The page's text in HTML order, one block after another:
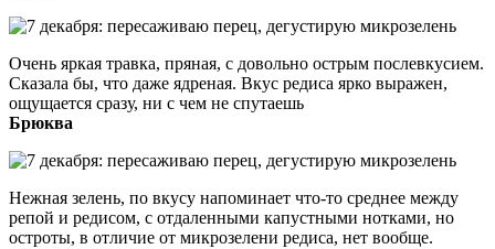
Очень яркая травка, пряная, с довольно острым послевкусием.
Сказала бы, что даже ядреная. Вкус редиса ярко выражен,
ощущается сразу, ни с чем не спутаешь
Брюква
Нежная зелень, по вкусу напоминает что-то среднее между
репой и редисом, с отдаленными капустными нотками, но
остроты, в отличие от микрозелени редиса, нет вообще.